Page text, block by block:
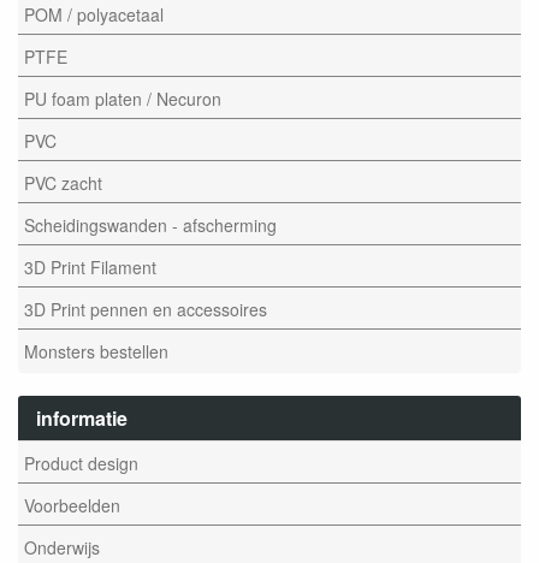
POM / polyacetaal
PTFE
PU foam platen / Necuron
PVC
PVC zacht
Scheidingswanden - afscherming
3D Print Filament
3D Print pennen en accessoires
Monsters bestellen
informatie
Product design
Voorbeelden
Onderwijs